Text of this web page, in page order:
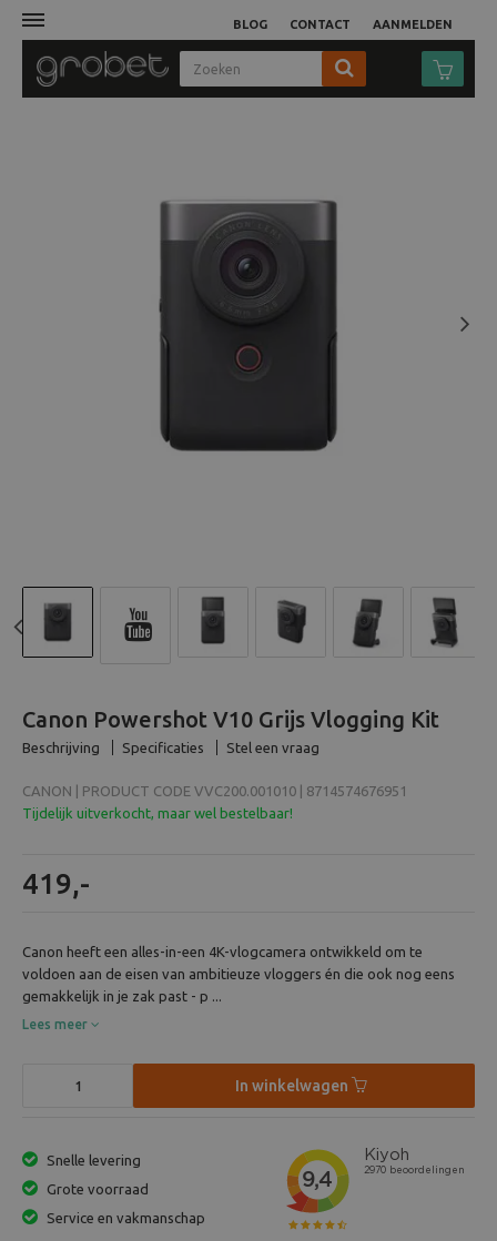
AANMELDEN
BLOG CONTACT
Analoog
Canon Powershot V10 Grijs Vlogging Kit
Beschrijving Specificaties Stel een vraag
CANON | PRODUCT CODE VVC200.001010 | 8714574676951
Tijdelijk uitverkocht, maar wel bestelbaar!
419,-
Canon heeft een alles-in-een 4K-vlogcamera ontwikkeld om te
voldoen aan de eisen van ambitieuze vloggers én die ook nog eens
gemakkelijk in je zak past - p ...
Lees meer
In winkelwagen
Snelle levering
Grote voorraad
Service en vakmanschap